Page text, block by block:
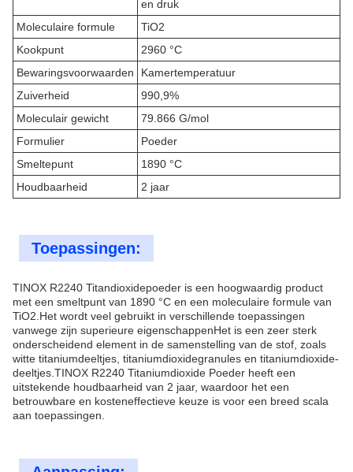
en druk
Moleculaire formule
TiO2
Kookpunt
2960 °C
Bewaringsvoorwaarden
Kamertemperatuur
Zuiverheid
990,9%
Moleculair gewicht
79.866 G/mol
Formulier
Poeder
Smeltepunt
1890 °C
Houdbaarheid
2 jaar
Toepassingen:
TINOX R2240 Titandioxidepoeder is een hoogwaardig product
met een smeltpunt van 1890 °C en een moleculaire formule van
TiO2.Het wordt veel gebruikt in verschillende toepassingen
vanwege zijn superieure eigenschappenHet is een zeer sterk
onderscheidend element in de samenstelling van de stof, zoals
witte titaniumdeeltjes, titaniumdioxidegranules en titaniumdioxide-
deeltjes.TINOX R2240 Titaniumdioxide Poeder heeft een
uitstekende houdbaarheid van 2 jaar, waardoor het een
betrouwbare en kosteneffectieve keuze is voor een breed scala
aan toepassingen.